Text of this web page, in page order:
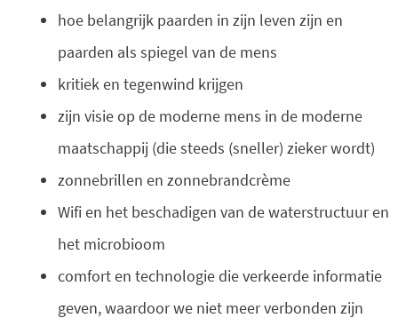
hoe belangrijk paarden in zijn leven zijn en
paarden als spiegel van de mens
kritiek en tegenwind krijgen
zijn visie op de moderne mens in de moderne
maatschappij (die steeds (sneller) zieker wordt)
zonnebrillen en zonnebrandcrème
Wifi en het beschadigen van de waterstructuur en
het microbioom
comfort en technologie die verkeerde informatie
geven, waardoor we niet meer verbonden zijn